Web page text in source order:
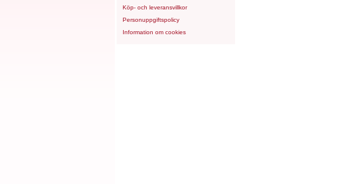
Köp- och leveransvillkor
Personuppgiftspolicy
Information om cookies